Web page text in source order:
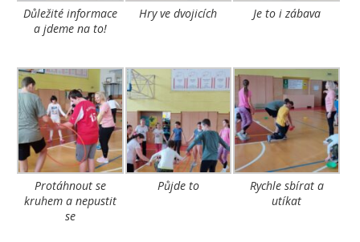
Důležité informace
a jdeme na to!
Hry ve dvojicích Je to i zábava
Protáhnout se
kruhem a nepustit
se
Půjde to
Rychle sbírat a
utíkat